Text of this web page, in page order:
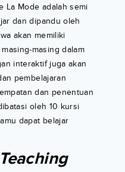
La Mode adalah semi
dan dipandu oleh
akan memiliki
masing dalam
interaktif juga akan
pembelajaran
dan penentuan
oleh 10 kursi
dapat belajar